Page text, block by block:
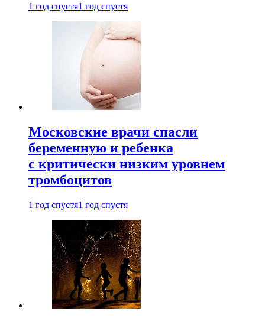
1 год спустя1 год спустя
Московские врачи спасли
беременную и ребенка
с критически низким уровнем
тромбоцитов
1 год спустя1 год спустя